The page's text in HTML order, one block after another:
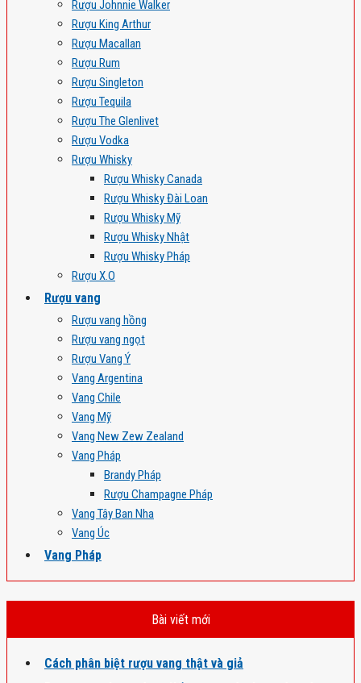
Rượu Johnnie Walker
Rượu King Arthur
Rượu Macallan
Rượu Rum
Rượu Singleton
Rượu Tequila
Rượu The Glenlivet
Rượu Vodka
Rượu Whisky
Rượu Whisky Canada
Rượu Whisky Đài Loan
Rượu Whisky Mỹ
Rượu Whisky Nhật
Rượu Whisky Pháp
Rượu X.O
Rượu vang
Rượu vang hồng
Rượu vang ngọt
Rượu Vang Ý
Vang Argentina
Vang Chile
Vang Mỹ
Vang New Zew Zealand
Vang Pháp
Brandy Pháp
Rượu Champagne Pháp
Vang Tây Ban Nha
Vang Úc
Vang Pháp
Bài viết mới
Cách phân biệt rượu vang thật và giả